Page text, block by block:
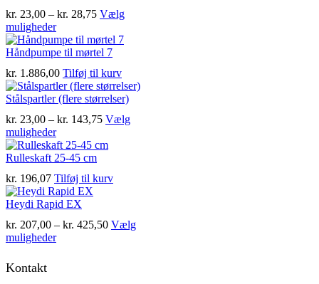
kan
vælges
på
varesiden
kr. 23,00 – kr. 28,75Prisinterval:
til
kr. 28,75
Vælg
mulighederDette
vare
har
varianter.
Mulighederne
kan
vælges
på
varesiden
Håndpumpe til mørtel 7
kr. 1.886,00 Tilføj til kurv
Stålspartler (flere størrelser)
kr. 23,00 – kr. 143,75Prisinterval:
til
Vælg
mulighederDette
vare
har
varianter.
Mulighederne
kan
vælges
på
varesiden
Rulleskaft 25-45 cm
kr. 196,07 Tilføj til kurv
Heydi Rapid EX
kr. 207,00 – kr. 425,50Prisinterval:
Vælg
mulighederDette
Kontakt